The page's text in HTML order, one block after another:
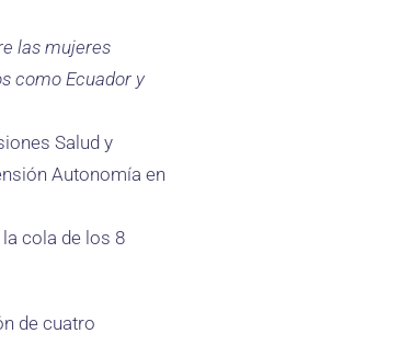
las mujeres
como Ecuador y
Salud y
Autonomía en
cola de los 8
de cuatro